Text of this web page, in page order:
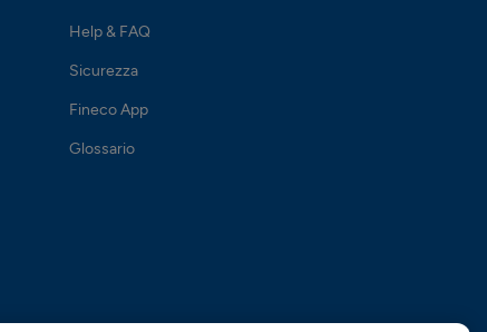
Help & FAQ
Sicurezza
Fineco App
Glossario